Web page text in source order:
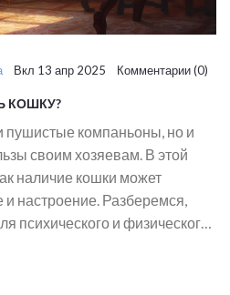
Вкл 13 апр 2025 Комментарии (0)
КОШКУ?
пушистые компаньоны, но и
своим хозяевам. В этой
наличие кошки может
настроение. Разберемся,
психического и физического
справляться со стрессом и
советы помогут вам